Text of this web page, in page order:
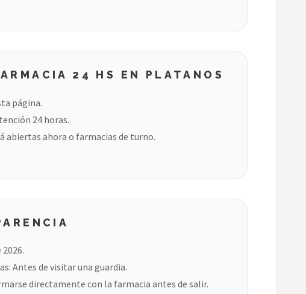
24 HS EN PLATANOS
página.
24 horas.
abiertas ahora o farmacias de turno.
Antes de visitar una guardia.
directamente con la farmacia antes de salir.